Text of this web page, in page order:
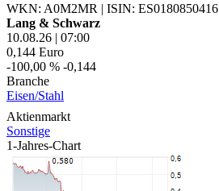
WKN: A0M2MR | ISIN: ES0180850416
Lang & Schwarz
10.08.26 | 07:00
0,144 Euro
-100,00 % -0,144
Branche
Eisen/Stahl
Aktienmarkt
Sonstige
1-Jahres-Chart